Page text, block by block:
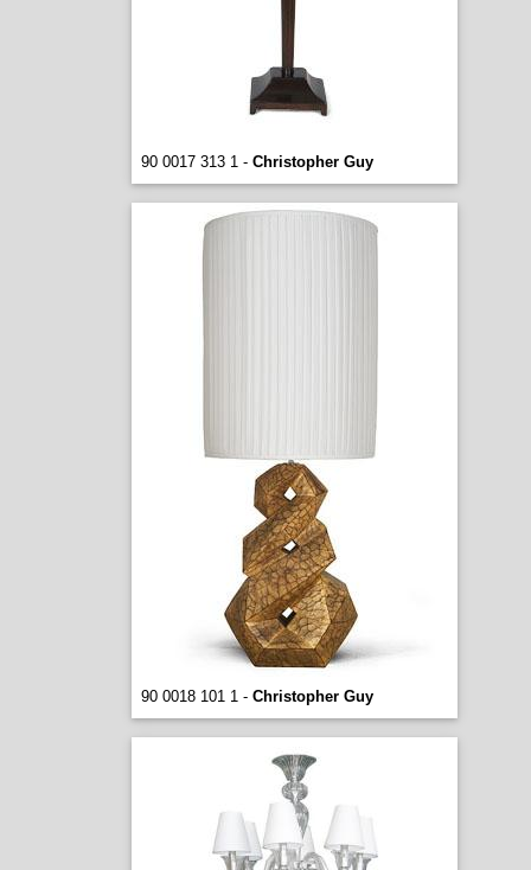
90 0017 313 1 - Christopher Guy
90 0018 101 1 - Christopher Guy